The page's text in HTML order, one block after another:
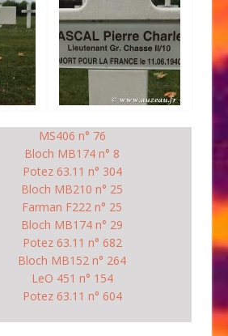
MS406 n° 76
Bloch MB174 n° 8
Potez 63.11 n° 304
Bloch MB210 n° 25
Farman F222 n° 25
Bloch MB174 n° 29
Potez 63.11 n° 682
Bloch MB152 n° 264
LeO 451 n° 154
Potez 63.11 n° 604